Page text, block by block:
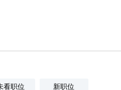
看职位 新职位